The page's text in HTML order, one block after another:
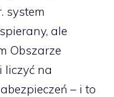
system
ale
Obszarze
liczyć na
– i to